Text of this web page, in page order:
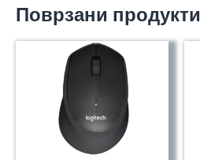
Поврзани продукти